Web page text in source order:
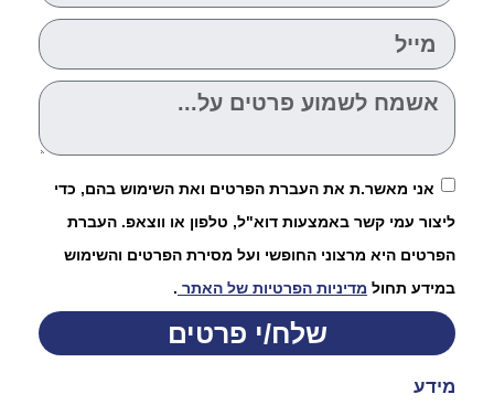
אני מאשר.ת את העברת הפרטים ואת השימוש בהם, כדי
ליצור עמי קשר באמצעות דוא"ל, טלפון או ווצאפ. העברת
הפרטים היא מרצוני החופשי ועל מסירת הפרטים והשימוש
במידע תחול מדיניות הפרטיות של האתר .
שלח/י פרטים
מידע